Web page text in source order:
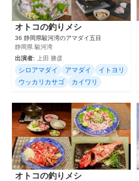
オトコの釣りメシ
36 静岡県駿河湾のアマダイ五目
静岡県 駿河湾
出演者:
上田 勝彦
シロアマダイ アマダイ
イトヨリ
ウッカリカサゴ
カイワリ
オトコの釣りメシ